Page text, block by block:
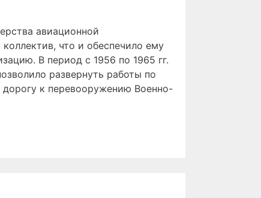
авиационной
что и обеспечило ему
В период с 1956 по 1965 гг.
развернуть работы по
к перевооружению Военно-